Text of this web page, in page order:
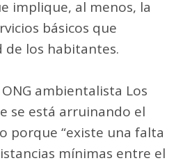
implique, al menos, la
básicos que
de los habitantes.
ambientalista Los
se está arruinando el
porque “existe una falta
mínimas entre el